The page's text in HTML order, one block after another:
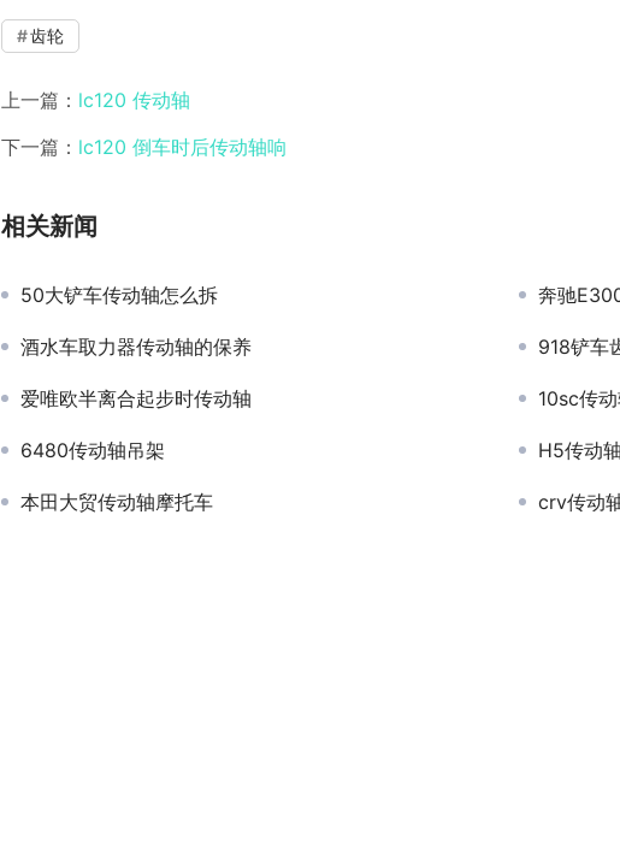
齿轮
上一篇： lc120 传动轴
下一篇： lc120 倒车时后传动轴响
相关新闻
50大铲车传动轴怎么拆 奔驰
酒水车取力器传动轴的保养 918铲车
爱唯欧半离合起步时传动轴 10sc传
6480传动轴吊架 H5传动
本田大贸传动轴摩托车 crv传动